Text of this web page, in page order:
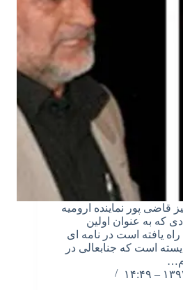
قاضی پور نماینده ارومیه
که به عنوان اولین
یافته است در نامه ای
است که جنابعالی در